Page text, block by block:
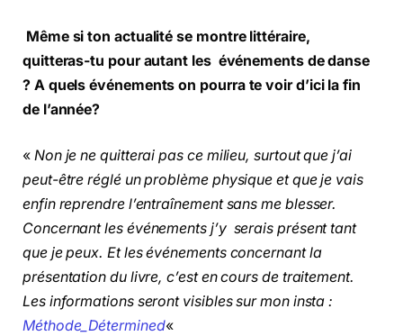
Même si ton actualité se montre littéraire,
quitteras-tu pour autant les événements de danse
? A quels événements on pourra te voir d’ici la fin
de l’année?
« Non je ne quitterai pas ce milieu, surtout que j’ai
peut-être réglé un problème physique et que je vais
enfin reprendre l’entraînement sans me blesser.
Concernant les événements j’y serais présent tant
que je peux. Et les événements concernant la
présentation du livre, c’est en cours de traitement.
Les informations seront visibles sur mon insta :
Méthode_Détermined«